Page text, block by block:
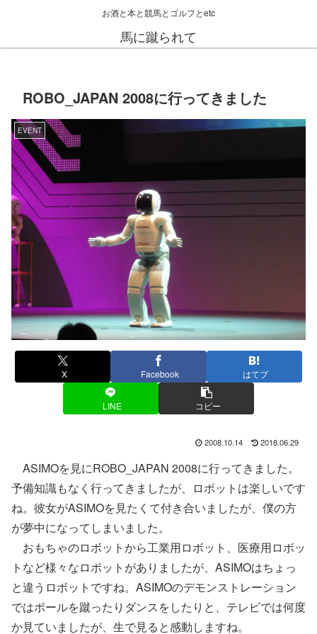
お酒と本と競馬とゴルフとetc
馬に蹴られて
ROBO_JAPAN 2008に行ってきました
EVENT
X Facebook はてブ
LINE コピー
2008.10.14 2018.06.29
ASIMOを見にROBO_JAPAN 2008に行ってきました。
予備知識もなく行ってきましたが、ロボットは楽しいです
ね。彼女がASIMOを見たくて付き合いましたが、僕の方
が夢中になってしまいました。
おもちゃのロボットから工業用ロボット、医療用ロボッ
トなど様々なロボットがありましたが、ASIMOはちょっ
と違うロボットですね。ASIMOのデモンストレーション
ではボールを蹴ったりダンスをしたりと、テレビでは何度
か見ていましたが、生で見ると感動しますね。